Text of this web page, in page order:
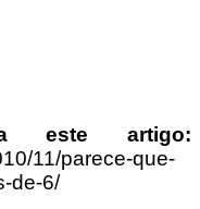
este artigo:
11/parece-que-
de-6/